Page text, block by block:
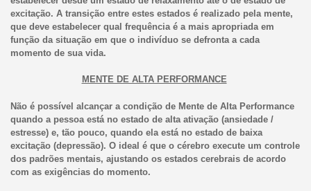
excitação. A transição entre estes estados é realizado pela mente,
que deve estabelecer qual frequência é a mais apropriada em
função da situação em que o indivíduo se defronta a cada
momento de sua vida.
MENTE DE ALTA PERFORMANCE
Não é possível alcançar a condição de Mente de Alta Performance
quando a pessoa está no estado de alta ativação (ansiedade /
estresse) e, tão pouco, quando ela está no estado de baixa
excitação (depressão). O ideal é que o cérebro execute um controle
dos padrões mentais, ajustando os estados cerebrais de acordo
com as exigências do momento.